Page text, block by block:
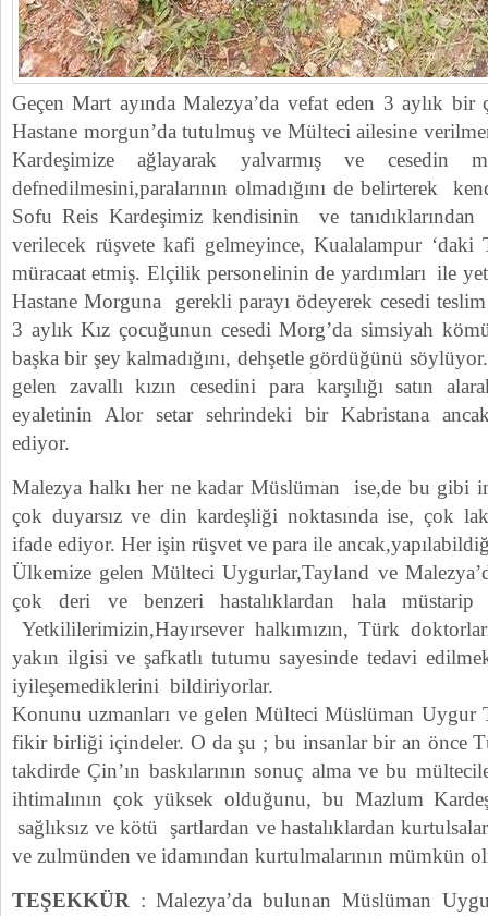
Geçen Mart ayında Malezya’da vefat eden 3 aylık
Hastane morgun’da tutulmuş ve Mülteci ailesine
Kardeşimize ağlayarak yalvarmış ve cesedin
defnedilmesini,paralarının olmadığını de belirterek
Sofu Reis Kardeşimiz kendisinin ve
verilecek rüşvete kafi gelmeyince, Kualalampur
müracaat etmiş. Elçilik personelinin de yardımları ile
Hastane Morguna gerekli parayı ödeyerek cesedi
3 aylık Kız çocuğunun cesedi Morg’da simsiyah
başka bir şey kalmadığını, dehşetle gördüğünü
gelen zavallı kızın cesedini para karşılığı satın
eyaletinin Alor setar sehrindeki bir Kabristana
ediyor.
Malezya halkı her ne kadar Müslüman ise,de bu
çok duyarsız ve din kardeşliği noktasında ise, çok
ifade ediyor. Her işin rüşvet ve para ile
Ülkemize gelen Mülteci Uygurlar,Tayland ve
çok deri ve benzeri hastalıklardan hala müstarip
Yetkililerimizin,Hayırsever halkımızın, Türk
yakın ilgisi ve şafkatlı tutumu sayesinde tedavi
iyileşemediklerini bildiriyorlar.
Konunu uzmanları ve gelen Mülteci Müslüman Uygur
fikir birliği içindeler. O da şu ; bu insanlar bir an önce
takdirde Çin’ın baskılarının sonuç alma ve bu
ihtimalının çok yüksek olduğunu, bu Mazlum
sağlıksız ve kötü şartlardan ve hastalıklardan
ve zulmünden ve idamından kurtulmalarının mümkün
TEŞEKKÜR : Malezya’da bulunan Müslüman